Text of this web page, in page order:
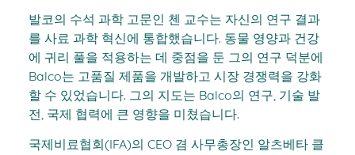
발코의 수석 과학 고문인 첸 교수는 자신의 연구 결과
를 사료 과학 혁신에 통합했습니다. 동물 영양과 건강
에 귀리 풀을 적용하는 데 중점을 둔 그의 연구 덕분에
Balco는 고품질 제품을 개발하고 시장 경쟁력을 강화
할 수 있었습니다. 그의 지도는 Balco의 연구, 기술 발
전, 국제 협력에 큰 영향을 미쳤습니다.
국제비료협회(IFA)의 CEO 겸 사무총장인 알츠베타 클